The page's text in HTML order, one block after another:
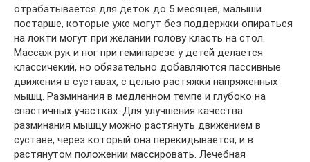
отрабатывается для деток до 5 месяцев, малыши
постарше, которые уже могут без поддержки опираться
на локти могут при желании голову класть на стол.
Массаж рук и ног при гемипарезе у детей делается
классичекий, но обязательно добавляются пассивные
движения в суставах, с целью растяжки напряженных
мышц. Разминания в медленном темпе и глубоко на
спастичных участках. Для улучшения качества
разминания мышцу можно растянуть движением в
суставе, через который она перекидывается, и в
растянутом положении массировать. Лечебная